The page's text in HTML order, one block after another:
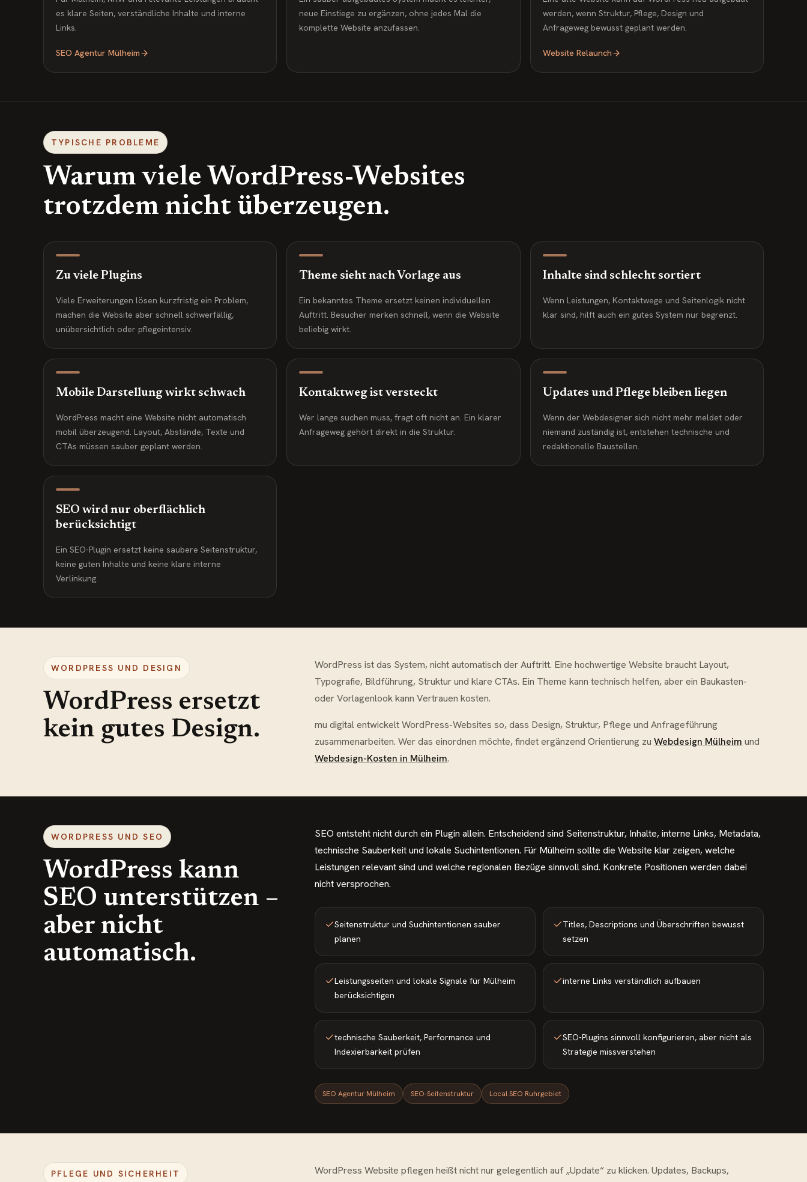
es klare Seiten, verständliche Inhalte und interne
Links.
SEO Agentur Mülheim
neue Einstiege zu ergänzen, ohne jedes Mal die
komplette Website anzufassen.
werden, wenn Struktur, Pflege, Design und
Anfrageweg bewusst geplant werden.
Website Relaunch
TYPISCHE PROBLEME
Warum viele WordPress-Websites
trotzdem nicht überzeugen.
Zu viele Plugins
Viele Erweiterungen lösen kurzfristig ein Problem,
machen die Website aber schnell schwerfällig,
unübersichtlich oder pflegeintensiv.
Theme sieht nach Vorlage aus
Ein bekanntes Theme ersetzt keinen individuellen
Auftritt. Besucher merken schnell, wenn die Website
beliebig wirkt.
Inhalte sind schlecht sortiert
Wenn Leistungen, Kontaktwege und Seitenlogik nicht
klar sind, hilft auch ein gutes System nur begrenzt.
Mobile Darstellung wirkt schwach
WordPress macht eine Website nicht automatisch
mobil überzeugend. Layout, Abstände, Texte und
CTAs müssen sauber geplant werden.
Kontaktweg ist versteckt
Wer lange suchen muss, fragt oft nicht an. Ein klarer
Anfrageweg gehört direkt in die Struktur.
Updates und Pflege bleiben liegen
Wenn der Webdesigner sich nicht mehr meldet oder
niemand zuständig ist, entstehen technische und
redaktionelle Baustellen.
SEO wird nur oberflächlich
berücksichtigt
Ein SEO-Plugin ersetzt keine saubere Seitenstruktur,
keine guten Inhalte und keine klare interne
Verlinkung.
WORDPRESS UND DESIGN
WordPress ersetzt
kein gutes Design.
WordPress ist das System, nicht automatisch der Auftritt. Eine hochwertige Website braucht Layout,
Typografie, Bildführung, Struktur und klare CTAs. Ein Theme kann technisch helfen, aber ein Baukasten-
oder Vorlagenlook kann Vertrauen kosten.
mu digital entwickelt WordPress-Websites so, dass Design, Struktur, Pflege und Anfrageführung
zusammenarbeiten. Wer das einordnen möchte, findet ergänzend Orientierung zu Webdesign Mülheim und
Webdesign-Kosten in Mülheim.
WORDPRESS UND SEO
WordPress kann
SEO unterstützen –
aber nicht
automatisch.
SEO entsteht nicht durch ein Plugin allein. Entscheidend sind Seitenstruktur, Inhalte, interne Links, Metadata,
technische Sauberkeit und lokale Suchintentionen. Für Mülheim sollte die Website klar zeigen, welche
Leistungen relevant sind und welche regionalen Bezüge sinnvoll sind. Konkrete Positionen werden dabei
nicht versprochen.
Seitenstruktur und Suchintentionen sauber
planen
Titles, Descriptions und Überschriften bewusst
setzen
Leistungsseiten und lokale Signale für Mülheim
berücksichtigen
interne Links verständlich aufbauen
technische Sauberkeit, Performance und
Indexierbarkeit prüfen
SEO-Plugins sinnvoll konfigurieren, aber nicht als
Strategie missverstehen
SEO Agentur Mülheim SEO-Seitenstruktur Local SEO Ruhrgebiet
PFLEGE UND SICHERHEIT
WordPress Website pflegen heißt nicht nur gelegentlich auf „Update“ zu klicken. Updates, Backups,